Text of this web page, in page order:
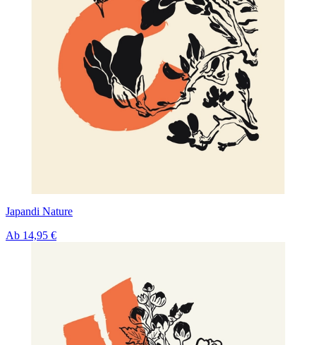
Japandi Nature
Ab 14,95 €